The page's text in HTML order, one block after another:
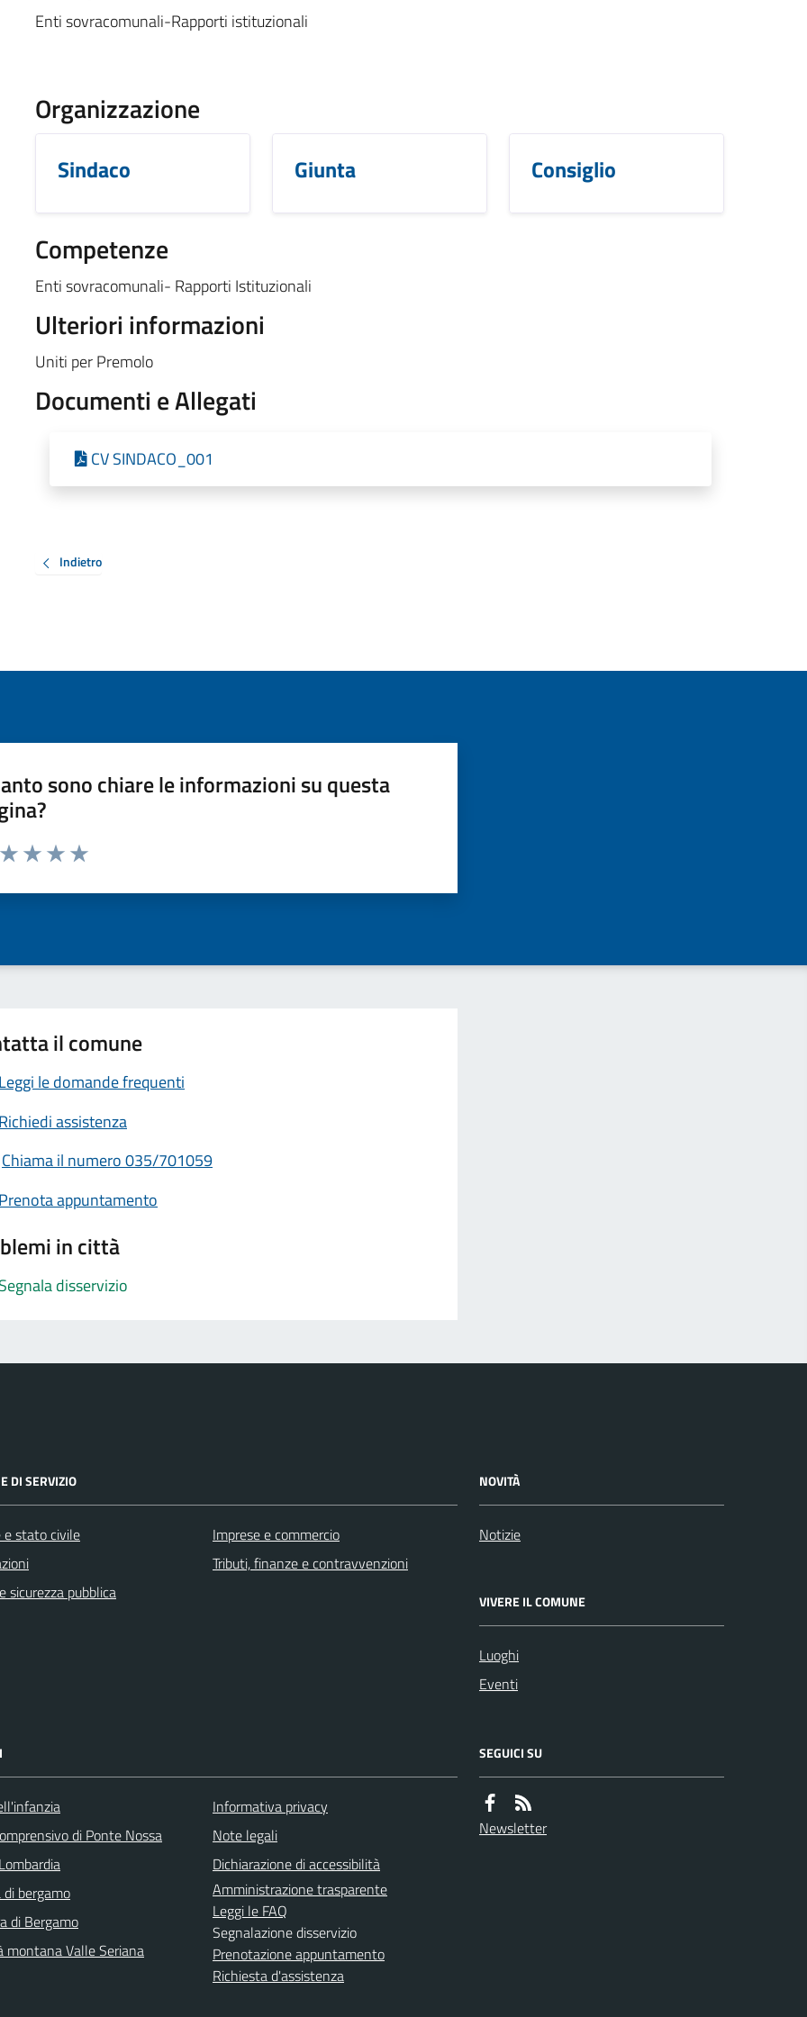
Enti sovracomunali-Rapporti istituzionali
Organizzazione
Sindaco Giunta Consiglio
Competenze
Enti sovracomunali- Rapporti Istituzionali
Ulteriori informazioni
Uniti per Premolo
Documenti e Allegati
CV SINDACO_001
Indietro
sono chiare le informazioni su questa
da 1 a 5 stelle la pagina
il comune
le domande frequenti
assistenza
Chiama il numero 035/701059
appuntamento
in città
disservizio
DI SERVIZIO
e stato civile
sicurezza pubblica
Imprese e commercio
Tributi, finanze e contravvenzioni
NOVITÀ
Notizie
VIVERE IL COMUNE
Luoghi
Eventi
di Ponte Nossa
bergamo
di Bergamo
montana Valle Seriana
Informativa privacy
Note legali
Dichiarazione di accessibilità
Amministrazione trasparente
Leggi le FAQ
Segnalazione disservizio
Prenotazione appuntamento
Richiesta d'assistenza
SEGUICI SU
Newsletter